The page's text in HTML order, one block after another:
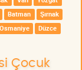
Batman
Şırnak
Osmaniye Düzce
Çocuk